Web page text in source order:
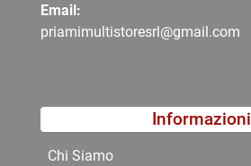
Email:
priamimultistoresrl@gmail.com
Informazioni
Chi Siamo